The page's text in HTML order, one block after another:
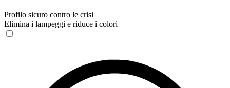
Profilo sicuro contro le crisi
Elimina i lampeggi e riduce i colori